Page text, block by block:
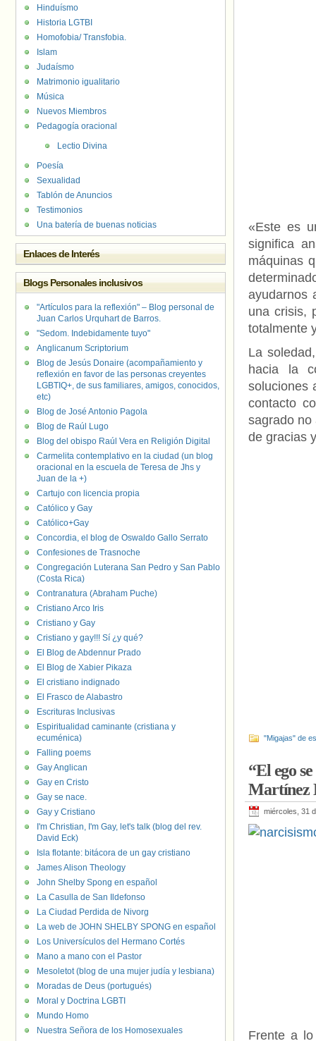
«Este es
significa
máquinas
ayudarnos
una crisis,
totalmente
La
hacia la
soluciones
contacto
sagrado no
de gracias
"Migajas" de
“El ego
Martínez
miércoles, 31
Frente a
Hinduísmo
Historia LGTBI
Homofobia/ Transfobia.
Islam
Judaísmo
Matrimonio igualitario
Música
Nuevos Miembros
Pedagogía oracional
Lectio Divina
Poesía
Sexualidad
Tablón de Anuncios
Testimonios
Una batería de buenas noticias
Enlaces de Interés
Blogs Personales inclusivos
"Artículos para la reflexión" – Blog personal de
Juan Carlos Urquhart de Barros.
"Sedom. Indebidamente tuyo"
Anglicanum Scriptorium
Blog de Jesús Donaire (acompañamiento y
reflexión en favor de las personas creyentes
LGBTIQ+, de sus familiares, amigos, conocidos,
etc)
Blog de José Antonio Pagola
Blog de Raúl Lugo
Blog del obispo Raúl Vera en Religión Digital
Carmelita contemplativo en la ciudad (un blog
oracional en la escuela de Teresa de Jhs y
Juan de la +)
Cartujo con licencia propia
Católico y Gay
Católico+Gay
Concordia, el blog de Oswaldo Gallo Serrato
Confesiones de Trasnoche
Congregación Luterana San Pedro y San Pablo
(Costa Rica)
Contranatura (Abraham Puche)
Cristiano Arco Iris
Cristiano y Gay
Cristiano y gay!!! Sí ¿y qué?
El Blog de Abdennur Prado
El Blog de Xabier Pikaza
El cristiano indignado
El Frasco de Alabastro
Escrituras Inclusivas
Espiritualidad caminante (cristiana y
ecuménica)
Falling poems
Gay Anglican
Gay en Cristo
Gay se nace.
Gay y Cristiano
I'm Christian, I'm Gay, let's talk (blog del rev.
David Eck)
Isla flotante: bitácora de un gay cristiano
James Alison Theology
John Shelby Spong en español
La Casulla de San Ildefonso
La Ciudad Perdida de Nivorg
La web de JOHN SHELBY SPONG en español
Los Universículos del Hermano Cortés
Mano a mano con el Pastor
Mesoletot (blog de una mujer judía y lesbiana)
Moradas de Deus (portugués)
Moral y Doctrina LGBTI
Mundo Homo
Nuestra Señora de los Homosexuales